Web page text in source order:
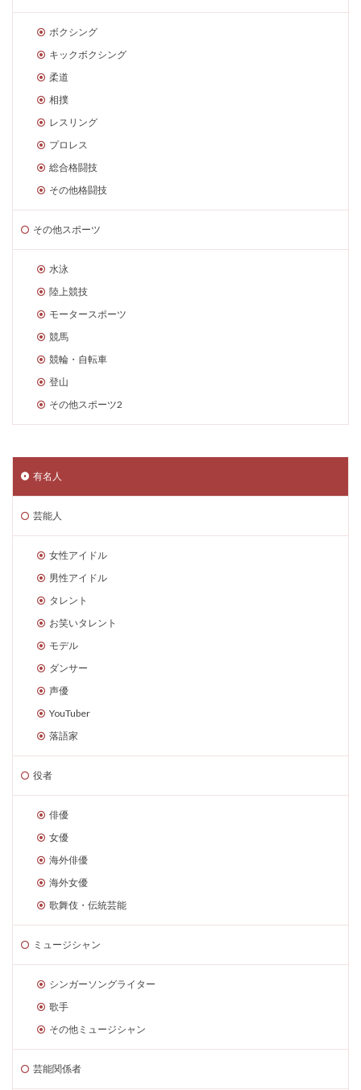
ボクシング
キックボクシング
柔道
相撲
レスリング
プロレス
総合格闘技
その他格闘技
その他スポーツ
水泳
陸上競技
モータースポーツ
競馬
競輪・自転車
登山
その他スポーツ2
有名人
芸能人
女性アイドル
男性アイドル
タレント
お笑いタレント
モデル
ダンサー
声優
YouTuber
落語家
役者
俳優
女優
海外俳優
海外女優
歌舞伎・伝統芸能
ミュージシャン
シンガーソングライター
歌手
その他ミュージシャン
芸能関係者